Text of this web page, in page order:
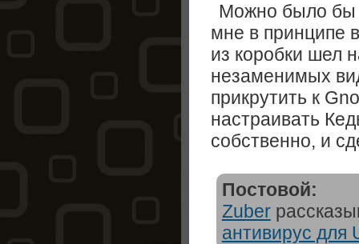
Можно было бы
мне в принципе
из коробки шел
незаменимых
прикрутить к
настраивать
собственно, и
Постовой:
Zuber
антивирус для